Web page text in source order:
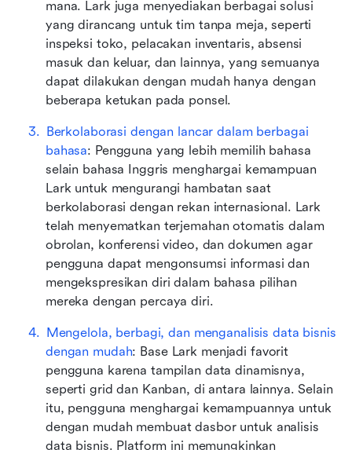
mana. Lark juga menyediakan berbagai solusi
yang dirancang untuk tim tanpa meja, seperti
inspeksi toko, pelacakan inventaris, absensi
masuk dan keluar, dan lainnya, yang semuanya
dapat dilakukan dengan mudah hanya dengan
beberapa ketukan pada ponsel.
Berkolaborasi dengan lancar dalam berbagai
bahasa: Pengguna yang lebih memilih bahasa
selain bahasa Inggris menghargai kemampuan
Lark untuk mengurangi hambatan saat
berkolaborasi dengan rekan internasional. Lark
telah menyematkan terjemahan otomatis dalam
obrolan, konferensi video, dan dokumen agar
pengguna dapat mengonsumsi informasi dan
mengekspresikan diri dalam bahasa pilihan
mereka dengan percaya diri.
Mengelola, berbagi, dan menganalisis data bisnis
dengan mudah: Base Lark menjadi favorit
pengguna karena tampilan data dinamisnya,
seperti grid dan Kanban, di antara lainnya. Selain
itu, pengguna menghargai kemampuannya untuk
dengan mudah membuat dasbor untuk analisis
data bisnis. Platform ini memungkinkan